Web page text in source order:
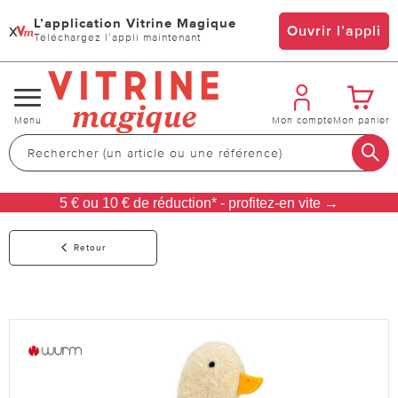
x L’application Vitrine Magique
Téléchargez l’appli maintenant Ouvrir l’appli
Changer
de
navigation
Menu Mon compteMon panier
5 € ou 10 € de réduction* - profitez-en vite →
Retour